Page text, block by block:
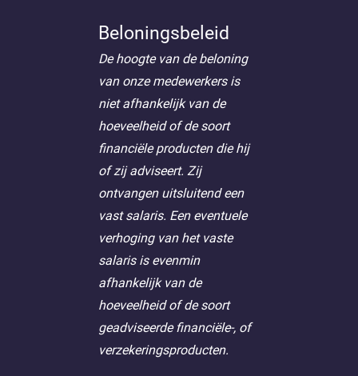
Beloningsbeleid
De hoogte van de beloning
van onze medewerkers is
niet afhankelijk van de
hoeveelheid of de soort
financiële producten die hij
of zij adviseert. Zij
ontvangen uitsluitend een
vast salaris. Een eventuele
verhoging van het vaste
salaris is evenmin
afhankelijk van de
hoeveelheid of de soort
geadviseerde financiële-, of
verzekeringsproducten.